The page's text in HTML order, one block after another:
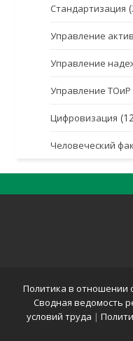
Стандартизация
Управление
Управление
Управление ТОиР
Цифровизация
Человеческий
Политика в отношении
Сводная ведомость
условий труда |